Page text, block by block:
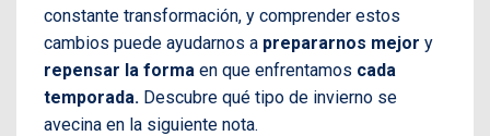
constante transformación, y comprender estos
cambios puede ayudarnos a prepararnos mejor y
repensar la forma en que enfrentamos cada
temporada. Descubre qué tipo de invierno se
avecina en la siguiente nota.